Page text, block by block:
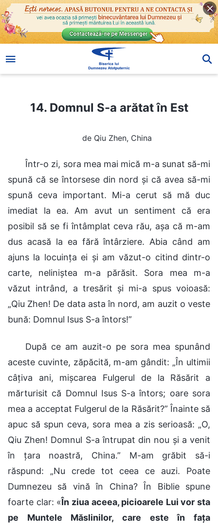
14. Domnul S-a arătat în Est
14. Domnul S-a arătat în Est
de Qiu Zhen, China
Într-o zi, sora mea mai mică m-a sunat să-mi
spună că se întorsese din nord și că avea să-mi
spună ceva important. Mi-a cerut să mă duc
imediat la ea. Am avut un sentiment că era
posibil să se fi întâmplat ceva rău, așa că m-am
dus acasă la ea fără întârziere. Abia când am
ajuns la locuința ei și am văzut-o citind dintr-o
carte, neliniștea m-a părăsit. Sora mea m-a
văzut intrând, a tresărit și mi-a spus voioasă:
„Qiu Zhen! De data asta în nord, am auzit o veste
bună: Domnul Isus S-a întors!”
După ce am auzit-o pe sora mea spunând
aceste cuvinte, zăpăcită, m-am gândit: „În ultimii
câțiva ani, mișcarea Fulgerul de la Răsărit a
mărturisit că Domnul Isus S-a întors; oare sora
mea a acceptat Fulgerul de la Răsărit?” Înainte să
apuc să spun ceva, sora mea a zis serioasă: „O,
Qiu Zhen! Domnul S-a întrupat din nou și a venit
în țara noastră, China.” M-am grăbit să-i
răspund: „Nu crede tot ceea ce auzi. Poate
Dumnezeu să vină în China? În Biblie spune
foarte clar: «În ziua aceea, picioarele Lui vor sta
pe Muntele Măslinilor, care este în faţa